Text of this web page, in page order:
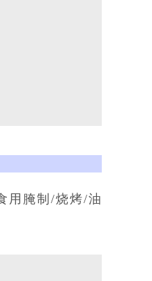
用腌制/烧烤/油